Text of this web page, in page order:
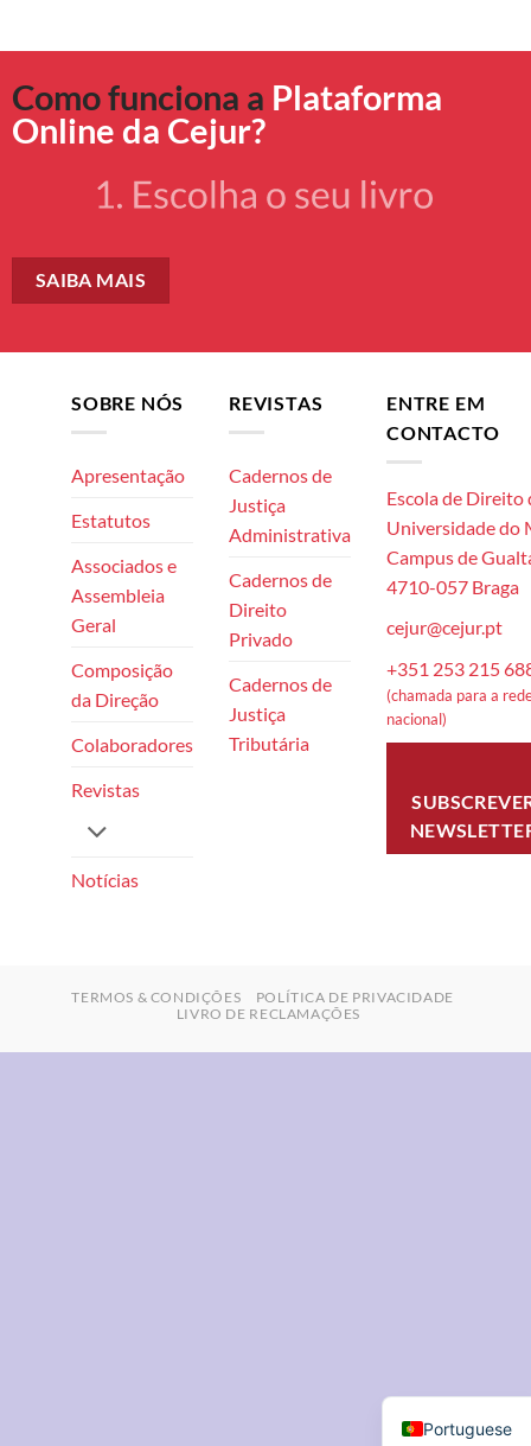
Como funciona a Plataforma
Online da Cejur?
SAIBA MAIS
SOBRE NÓS
Apresentação
Estatutos
Associados e
Assembleia
Geral
Composição
da Direção
Colaboradores
Revistas
Notícias
REVISTAS
Cadernos de
Justiça
Administrativa
Cadernos de
Direito
Privado
Cadernos de
Justiça
Tributária
ENTRE EM
CONTACTO
Escola de Direito
Universidade do
Campus de
4710-057 Braga
cejur@cejur.pt
+351 253 215
(chamada para a
nacional)
TERMOS & CONDIÇÕES
POLÍTICA DE PRIVACIDADE
LIVRO DE RECLAMAÇÕES
Portuguese